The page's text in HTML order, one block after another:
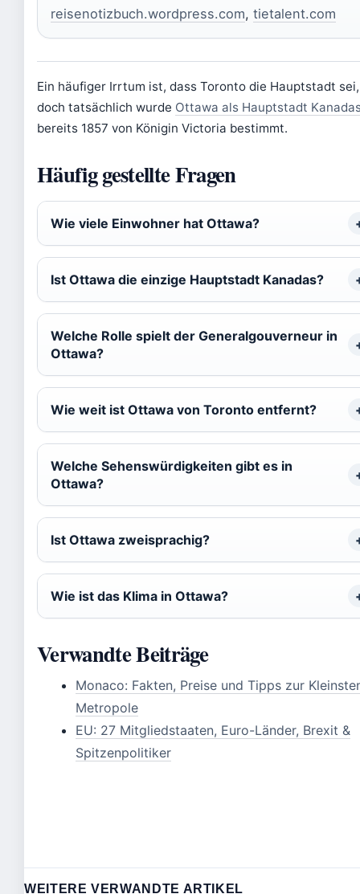
reisenotizbuch.wordpress.com, tietalent.com
Ein häufiger Irrtum ist, dass Toronto die Hauptstadt sei,
doch tatsächlich wurde Ottawa als Hauptstadt
bereits 1857 von Königin Victoria bestimmt.
Häufig gestellte Fragen
Wie viele Einwohner hat Ottawa?
Ist Ottawa die einzige Hauptstadt Kanadas?
Welche Rolle spielt der Generalgouverneur in
Ottawa?
Wie weit ist Ottawa von Toronto entfernt?
Welche Sehenswürdigkeiten gibt es in
Ottawa?
Ist Ottawa zweisprachig?
Wie ist das Klima in Ottawa?
Verwandte Beiträge
Monaco: Fakten, Preise und Tipps zur
Metropole
EU: 27 Mitgliedstaaten, Euro-Länder, Brexit &
Spitzenpolitiker
WEITERE VERWANDTE ARTIKEL